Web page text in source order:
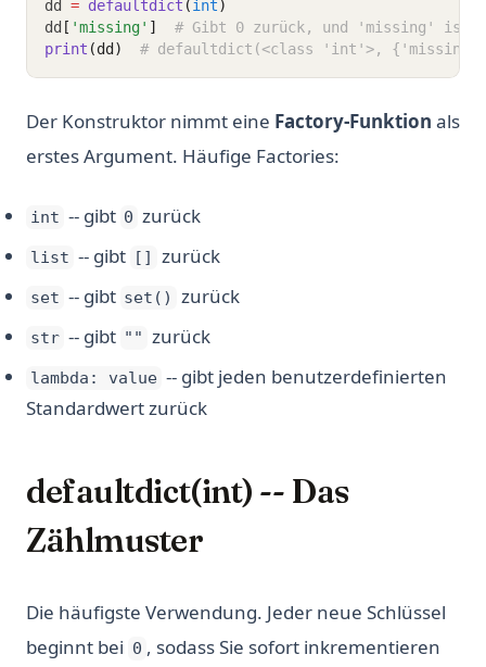
dd = defaultdict (int)
dd [ 'missing' ]
# Gibt 0 zurück, und 'missing' ist
print (dd) # defaultdict(<class 'int'>,
Der Konstruktor nimmt eine Factory-Funktion als
erstes Argument. Häufige Factories:
int -- gibt 0 zurück
list -- gibt [] zurück
set -- gibt set() zurück
str -- gibt "" zurück
lambda: value -- gibt jeden benutzerdefinierten
Standardwert zurück
defaultdict(int) -- Das
Zählmuster
Die häufigste Verwendung. Jeder neue Schlüssel
beginnt bei 0 , sodass Sie sofort inkrementieren